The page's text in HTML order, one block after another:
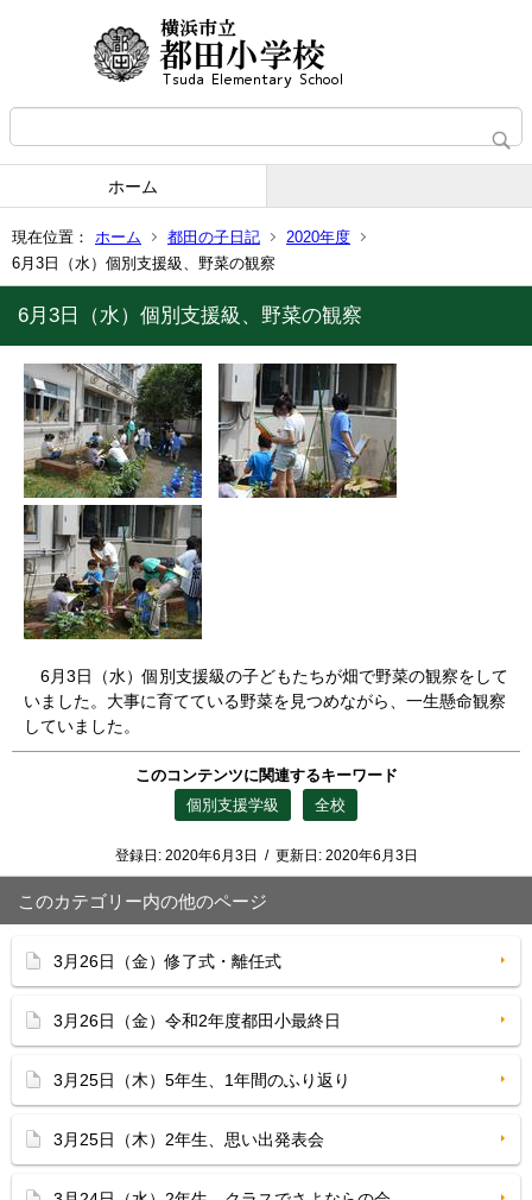
ホーム
現在位置： ホーム 都田の子日記
2020年度
6月3日（水）個別支援級、野菜の観察
6月3日（水）個別支援級、野菜の観察
6月3日（水）個別支援級の子どもたちが畑で野菜の観察をして
いました。大事に育てている野菜を見つめながら、一生懸命観察
していました。
このコンテンツに関連するキーワード
個別支援学級
全校
登録日: 2020年6月3日 / 更新日: 2020年6月3日
このカテゴリー内の他のページ
3月26日（金）修了式・離任式
3月26日（金）令和2年度都田小最終日
3月25日（木）5年生、1年間のふり返り
3月25日（木）2年生、思い出発表会